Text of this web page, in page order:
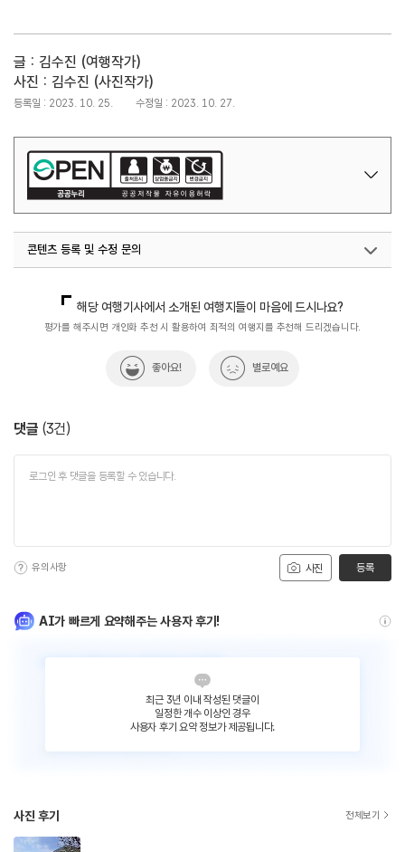
글 : 김수진 (여행작가)
사진 : 김수진 (사진작가)
등록일 : 2023. 10. 25. 수정일 : 2023. 10. 27.
콘텐츠 등록 및 수정 문의
해당 여행기사에서 소개된 여행지들이 마음에 드시나요?
평가를 해주시면 개인화 추천 시 활용하여 최적의 여행지를 추천해 드리겠습니다.
좋아요! 별로예요
댓글 (3건)
사진
유의사항 등록
AI가 빠르게 요약해주는 사용자 후기!
최근 3년 이내 작성된 댓글이
일정한 개수 이상인 경우
사용자 후기 요약 정보가 제공됩니다.
사진 후기 전체보기